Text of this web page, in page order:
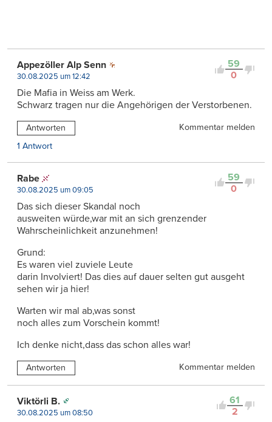
59
0
Appezöller Alp Senn
30.08.2025 um 12:42
Die Mafia in Weiss am Werk.
Schwarz tragen nur die Angehörigen der Verstorbenen.
Antworten
Kommentar melden
1 Antwort
59
0
Rabe
30.08.2025 um 09:05
Das sich dieser Skandal noch
ausweiten würde,war mit an sich grenzender
Wahrscheinlichkeit anzunehmen!
Grund:
Es waren viel zuviele Leute
darin Involviert! Das dies auf dauer selten gut ausgeht
sehen wir ja hier!
Warten wir mal ab,was sonst
noch alles zum Vorschein kommt!
Ich denke nicht,dass das schon alles war!
Antworten Kommentar melden
61
2
Viktörli B.
30.08.2025 um 08:50